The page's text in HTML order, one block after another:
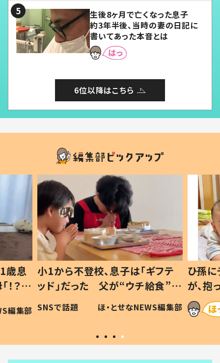
生後8ヶ月で亡くなった息子
約3年半後、当時の妻の日記に
書いてあった本音とは
6位以降はこちら
歳息
？」
編集部
小1から不登校、息子は「ギフテ
ッド」だった 父が“ウチ給食”を
作り続ける理由とは #令和の親
#令和の子
SNSで話題 ほ・とせなNEWS編集部
ひ孫
が、
「涙が
い」